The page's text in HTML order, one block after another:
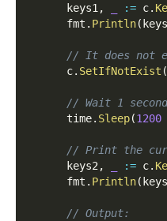
      keys1
, := c.
      fmt
. Println(
// It does not
      c
. SetIfNotExist (
// Wait 1
      time
. Sleep(1200
// Print the
      keys2
, := c.
      fmt
. Println(
// Output: